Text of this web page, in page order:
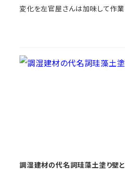
変化を左官屋さんは加味して作業
調湿建材の代名詞珪藻土塗り壁と